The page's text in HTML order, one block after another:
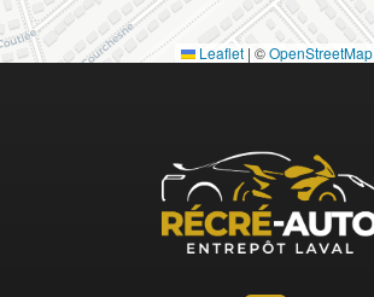
Leaflet | ©OpenStreetMap